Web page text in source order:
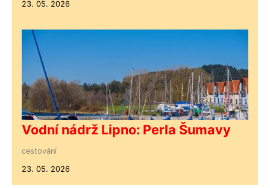
23. 05. 2026
Vodní nádrž Lipno: Perla Šumavy
cestování
23. 05. 2026